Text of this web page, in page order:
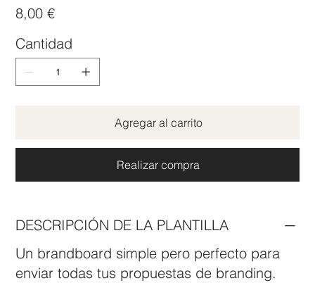
8,00 €
Cantidad
Agregar al carrito
Realizar compra
DESCRIPCIÓN DE LA PLANTILLA
Un brandboard simple pero perfecto para
enviar todas tus propuestas de branding.